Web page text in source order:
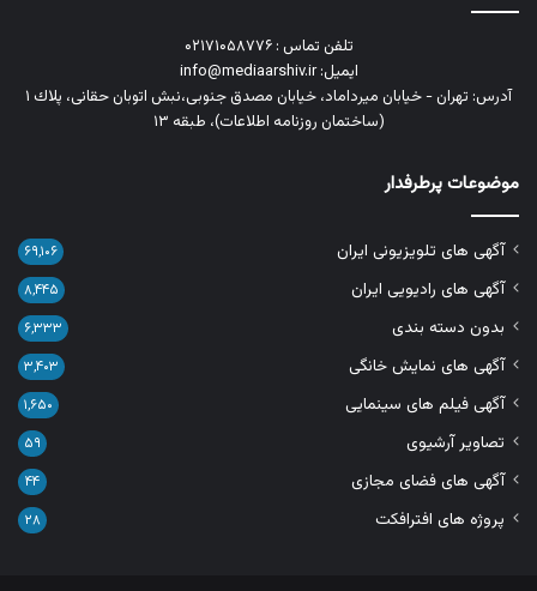
تلفن تماس : ۰۲۱۷۱۰۵۸۷۷۶
ایمیل: info@mediaarshiv.ir
آدرس: تهران - خیابان میرداماد، خیابان مصدق جنوبی،نبش اتوبان حقانی، پلاك ١
(ساختمان روزنامه اطلاعات)، طبقه ۱۳
موضوعات پرطرفدار
آگهی های تلویزیونی ایران ۶۹,۱۰۶
آگهی های رادیویی ایران ۸,۴۴۵
بدون دسته بندی ۶,۳۳۳
آگهی های نمایش خانگی ۳,۴۰۳
آگهی فیلم های سینمایی ۱,۶۵۰
تصاویر آرشیوی ۵۹
آگهی های فضای مجازی ۴۴
پروژه های افترافکت ۲۸